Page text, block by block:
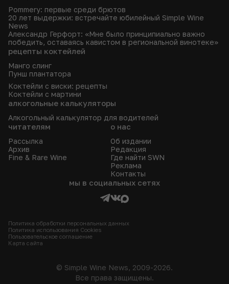
Pommery: первые среди брютов
20 лет выдержки: встречайте юбилейный Simple Wine
News
Александр Герфорт: «Мне было принципиально важно
победить, оставаясь кавистом в региональной винотеке»
рецепты коктейлей
Манго слинг
Пунш плантатора
Коктейли с виски: рецепты
Коктейли с мартини
алкогольные калькуляторы
Алкогольный калькулятор для водителей
читателям
Рассылка
Архив
Fine & Rare Wine
о нас
Об издании
Редакция
Где найти SWN
Реклама
Контакты
мы в социальных сетях
Политика обработки персональных данных
Политика использования Сookies
Пользовательское соглашение
Карта сайта
© Simple Wine News, 2009-2026.
Все права защищены.